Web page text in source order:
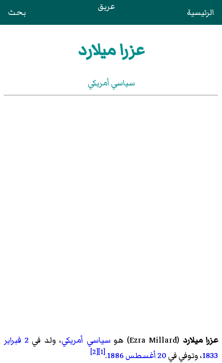
الرئيسية عريق بحث
عزرا ميلارد
سياسي أمريكي
عزرا ميلارد (
Ezra Millard)‏ هوسياسي أمريكي، ولد في 2 فبراير
1833، وتوفي في20 أغسطس 1886
.
[1]
[2]